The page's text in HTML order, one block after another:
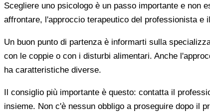
Scegliere uno psicologo è un passo importante e non
affrontare, l'approccio terapeutico del professionista
Un buon punto di partenza è informarti sulla
con le coppie o con i disturbi alimentari. Anche
ha caratteristiche diverse.
Il consiglio più importante è questo: contatta il
insieme. Non c'è nessun obbligo a proseguire dopo il